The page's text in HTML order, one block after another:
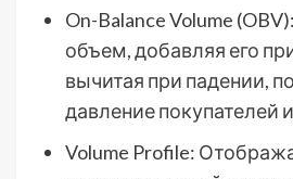
On-Balance Volume
объем, добавляя его
вычитая при падении,
давление покупателей
Volume Profile: